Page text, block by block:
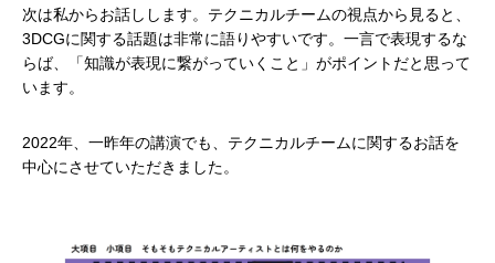
次は私からお話しします。テクニカルチームの視点から見ると、
3DCGに関する話題は非常に語りやすいです。一言で表現するな
らば、「知識が表現に繋がっていくこと」がポイントだと思って
います。
2022年、一昨年の講演でも、テクニカルチームに関するお話を
中心にさせていただきました。